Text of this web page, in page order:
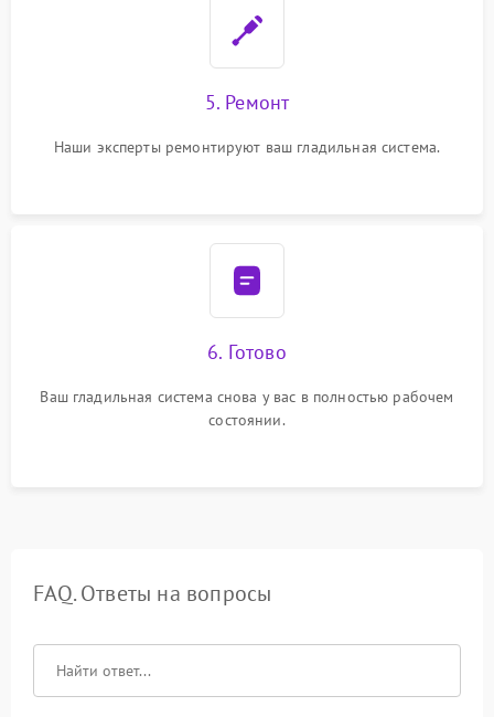
5. Ремонт
Наши эксперты ремонтируют ваш гладильная система.
6. Готово
Ваш гладильная система снова у вас в полностью рабочем
состоянии.
FAQ. Ответы на вопросы